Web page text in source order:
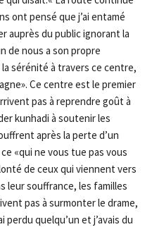
ont pensé que j’ai entamé
auprès du public ignorant la
de nous a son propre
sérénité à travers ce centre,
Ce centre est le premier
pas à reprendre goût à
kunhadi à soutenir les
après la perte d’un
«qui ne vous tue pas vous
de ceux qui viennent vers
leur souffrance, les familles
pas à surmonter le drame,
perdu quelqu’un et j’avais du